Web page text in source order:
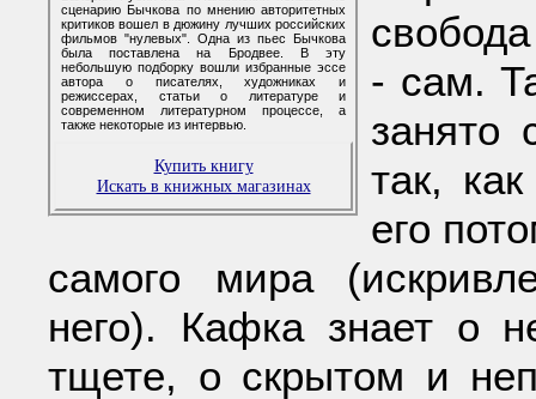
сценарию Бычкова по мнению авторитетных
критиков вошел в дюжину лучших российских
фильмов "нулевых". Одна из пьес Бычкова
была поставлена на Бродвее. В эту
небольшую подборку вошли избранные эссе
автора о писателях, художниках и
режиссерах, статьи о литературе и
современном литературном процессе, а
также некоторые из интервью.
Купить книгу
Искать в книжных магазинах
- сам.
занято
так,
его
самого мира
него). Кафка знает о
тщете, о скрытом и